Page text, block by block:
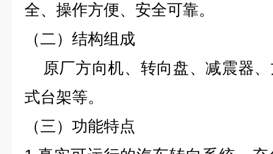
全、操作方便、安全可靠。
（二）结构组成
原厂方向机、转向盘、减震器
式台架等。
（三）功能特点